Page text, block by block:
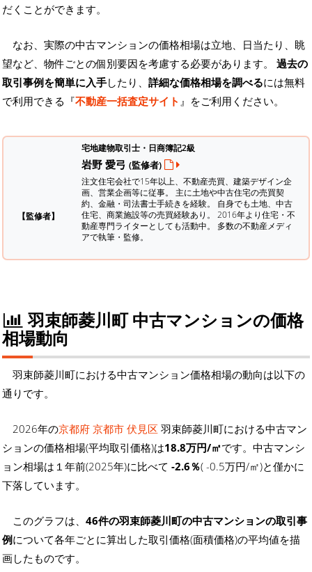
だくことができます。
なお、実際の中古マンションの価格相場は立地、日当たり、眺
望など、物件ごとの個別要因を考慮する必要があります。 過去の
取引事例を簡単に入手したり、 詳細な価格相場を調べるには無料
で利用できる『不動産一括査定サイト 』をご利用ください。
【監修者】
宅地建物取引士・日商簿記2級
岩野 愛弓 (監修者)
注文住宅会社で15年以上、不動産売買、建築デザイン企
画、営業企画等に従事。 主に土地や中古住宅の売買契
約、金融・司法書士手続きを経験。 自身でも土地、中古
住宅、商業施設等の売買経験あり。 2016年より住宅・不
動産専門ライターとしても活動中。 多数の不動産メディ
アで執筆・監修。
羽束師菱川町 中古マンションの価格
相場動向
羽束師菱川町における中古マンション価格相場の動向は以下の
通りです。
2026年の京都府 京都市 伏見区 羽束師菱川町における中古マン
ションの価格相場(平均取引価格)は18.8万円/㎡です。中古マンシ
ョン相場は１年前(2025年)に比べて -2.6％( -0.5万円/㎡)と僅かに
下落しています。
このグラフは、 46件の羽束師菱川町の中古マンションの取引事
例について各年ごとに算出した取引価格(面積価格)の平均値を描
画したものです。